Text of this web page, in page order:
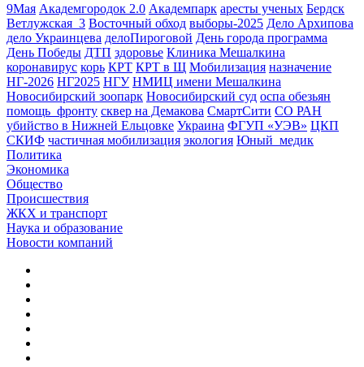
9Мая Академгородок 2.0 Академпарк аресты ученых Бердск
Ветлужская_3 Восточный обход выборы-2025 Дело Архипова
дело Украинцева делоПироговой День города программа
День Победы ДТП здоровье Клиника Мешалкина
коронавирус корь КРТ КРТ в Щ Мобилизация назначение
НГ-2026 НГ2025 НГУ НМИЦ имени Мешалкина
Новосибирский зоопарк Новосибирский суд оспа обезьян
помощь_фронту сквер на Демакова СмартСити СО РАН
убийство в Нижней Ельцовке Украина ФГУП «УЭВ» ЦКП
СКИФ частичная мобилизация экология Юный_медик
Политика
Экономика
Общество
Происшествия
ЖКХ и транспорт
Наука и образование
Новости компаний